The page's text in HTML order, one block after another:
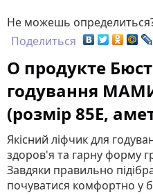
Не можешь
Поделиться
О продукте
годування
(розмір 85E,
Якісний ліфчик для
здоров'я та гарну форму
Завдяки правильно
почуватися комфортно у